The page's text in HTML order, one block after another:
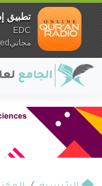
تطبيق
EDC
مجانيundefined